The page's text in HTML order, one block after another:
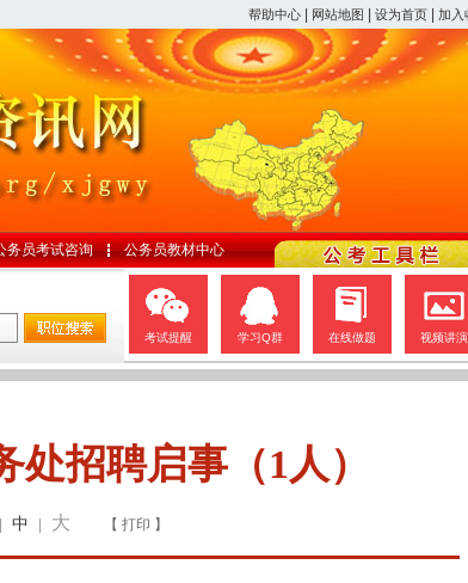
帮助中心 网站地图 设为首页 加入
务员考试咨询 公务员教材中心
考试提醒 学习Q群 在线做题 视频讲演
招聘启事（1人）
中 大 【 打印 】